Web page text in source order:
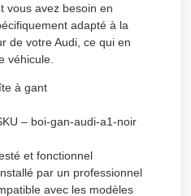
vous avez besoin en
adapté à la
de votre Audi, ce qui en
véhicule.
à gant
– boi-gan-audi-a1-noir
et fonctionnel
par un professionnel
avec les modèles